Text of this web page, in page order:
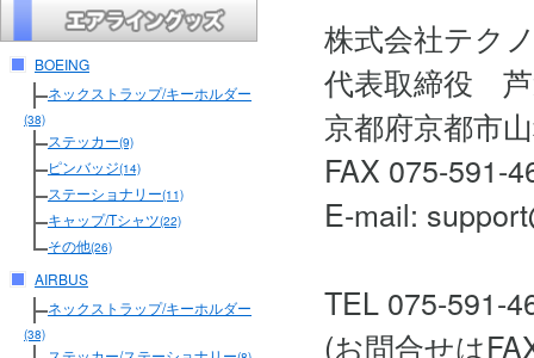
BOEING
ネックストラップ/キーホルダー
(38)
ステッカー(9)
ピンバッジ(14)
ステーショナリー(11)
キャップ/Tシャツ(22)
その他(26)
AIRBUS
ネックストラップ/キーホルダー
(38)
株式会社テク
代表取締役
京都府京都市
FAX 075-591-
E-mail:
TEL 075-591-
(お問合せは